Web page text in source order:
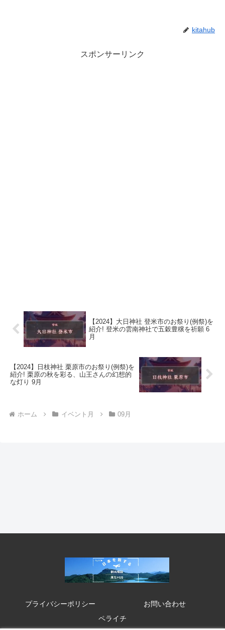
kitahub
スポンサーリンク
【2024】大日神社 登米市のお祭り(例祭)を
紹介! 登米の雲南神社で五穀豊穣を祈願 6
月
【2024】日枝神社 栗原市のお祭り(例祭)を
紹介! 栗原の秋を彩る、山王さんの幻想的
な灯り 9月
ホーム イベント月 09月
プライバシーポリシー
お問い合わせ
ペライチ